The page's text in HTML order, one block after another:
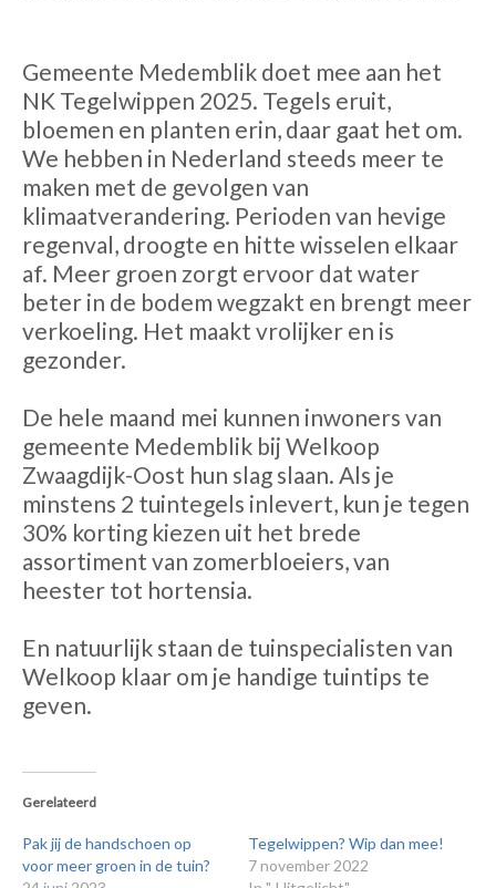
Gemeente Medemblik doet mee aan het
NK Tegelwippen 2025. Tegels eruit,
bloemen en planten erin, daar gaat het om.
We hebben in Nederland steeds meer te
maken met de gevolgen van
klimaatverandering. Perioden van hevige
regenval, droogte en hitte wisselen elkaar
af. Meer groen zorgt ervoor dat water
beter in de bodem wegzakt en brengt meer
verkoeling. Het maakt vrolijker en is
gezonder.
De hele maand mei kunnen inwoners van
gemeente Medemblik bij Welkoop
Zwaagdijk-Oost hun slag slaan. Als je
minstens 2 tuintegels inlevert, kun je tegen
30% korting kiezen uit het brede
assortiment van zomerbloeiers, van
heester tot hortensia.
En natuurlijk staan de tuinspecialisten van
Welkoop klaar om je handige tuintips te
geven.
Gerelateerd
Pak jij de handschoen op
voor meer groen in de tuin?
Tegelwippen? Wip dan mee!
7 november 2022